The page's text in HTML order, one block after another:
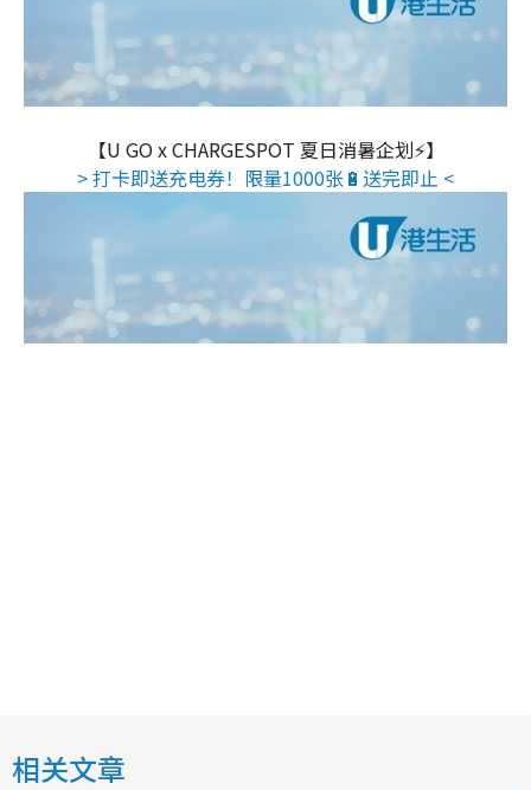
【U GO x CHARGESPOT 夏日消暑企划⚡】
> 打卡即送充电券！限量1000张🔋送完即止 <
相关文章